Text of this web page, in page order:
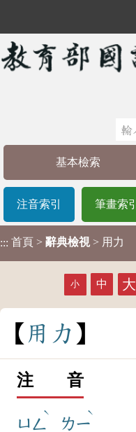
基本檢索
注音索引 筆畫索引
::: 首頁 > 辭典檢視 > 用力
小 中 大
用 力
注 音
ㄩㄥ
ˋ
ㄌㄧ
ˋ